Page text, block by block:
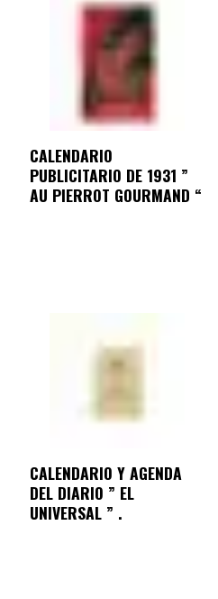
CALENDARIO
PUBLICITARIO DE 1931 ”
AU PIERROT GOURMAND “
CALENDARIO Y AGENDA
DEL DIARIO ” EL
UNIVERSAL ” .